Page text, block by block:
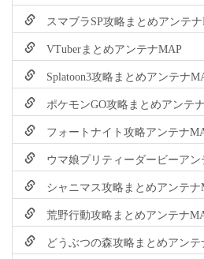
スマブラSP攻略まとめアンテ
VTuberまとめアンテナMAP
Splatoon3攻略まとめアンテナ
ポケモンGO攻略まとめアンテ
フォートナイト攻略アンテナ
ウマ娘プリティーダービーアン
シャニマス攻略まとめアンテナ
荒野行動攻略まとめアンテナ
どうぶつの森攻略まとめアンテ